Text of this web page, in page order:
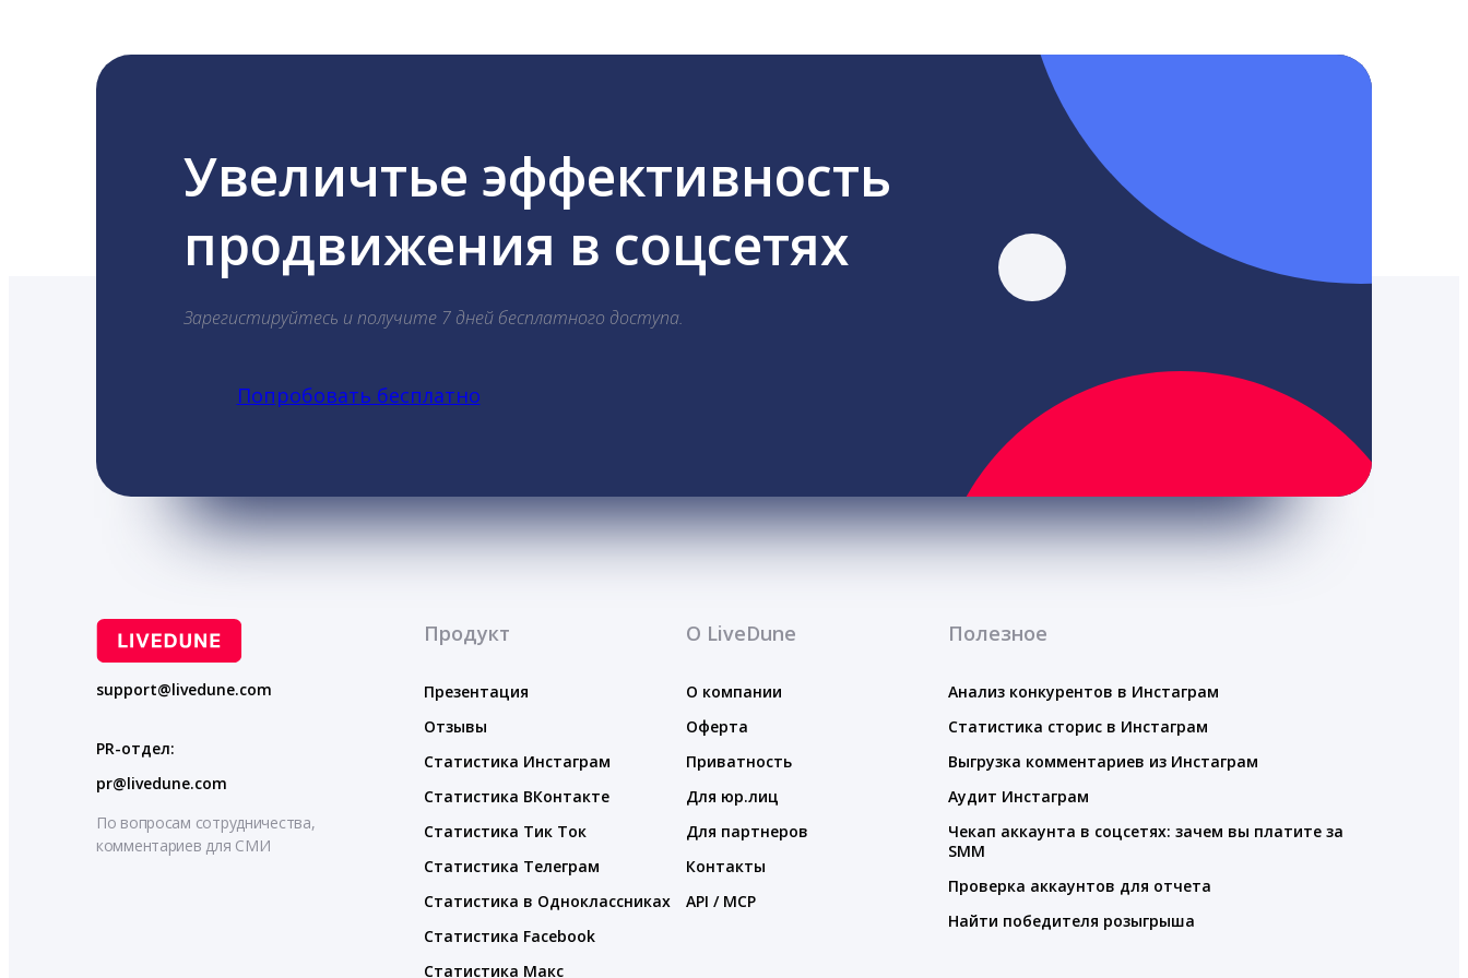
Увеличтье эффективность
продвижения в соцсетях
Зарегистируйтесь и получите 7 дней бесплатного доступа.
Попробовать бесплатно
support@livedune.com
PR-отдел:
pr@livedune.com
По вопросам сотрудничества,
комментариев для СМИ
Продукт
Презентация
Отзывы
Статистика Инстаграм
Статистика ВКонтакте
Статистика Тик Ток
Статистика Телеграм
Статистика в Одноклассниках
Статистика Facebook
Статистика Макс
О LiveDune
О компании
Оферта
Приватность
Для юр.лиц
Для партнеров
Контакты
API / MCP
Полезное
Анализ конкурентов в Инстаграм
Статистика сторис в Инстаграм
Выгрузка комментариев из Инстаграм
Аудит Инстаграм
Чекап аккаунта в соцсетях: зачем вы платите за
SMM
Проверка аккаунтов для отчета
Найти победителя розыгрыша